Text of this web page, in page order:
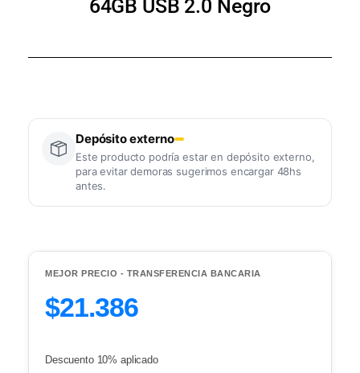
64GB USB 2.0 Negro
Depósito externo
Este producto podría estar en depósito externo,
para evitar demoras sugerimos encargar 48hs
antes.
MEJOR PRECIO - TRANSFERENCIA BANCARIA
$21.386
Descuento 10% aplicado